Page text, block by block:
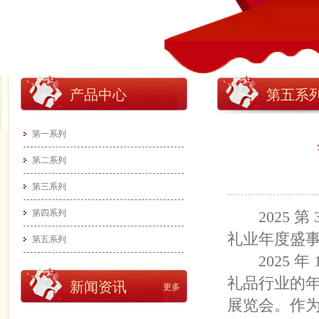
产品中心
第一系列
第二系列
第三系列
第四系列
第五系列
新闻资讯 更多
第五系
2025 第
礼业年度盛
2025 年
礼品行业的
展览会。作